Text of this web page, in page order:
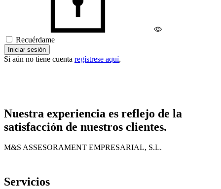
Recuérdame
Iniciar sesión
Si aún no tiene cuenta regístrese aquí,
Nuestra experiencia es reflejo de la
satisfacción de nuestros clientes.
M&S ASSESORAMENT EMPRESARIAL, S.L.
Servicios